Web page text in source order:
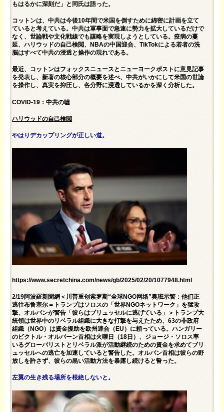
もはるかに深刻だ」と同氏は語った。
コットンは、中共は今後10年間で米国を倒すために綿密に計画を立て
ていると考えている。中共は軍事面で急速に勢力を拡大しているだけで
なく、世論戦や文化戦線でも謀略を実現しようとしている。疫病の蔓
延、ハリウッドの自己検閲、NBAの中国迎合、TikTokによる若者の洗
脳はすべて中共の浸透と操作の現れである。
最近、コットンはフォックスニュースとニューヨークポストに意見記事
を発表し、新著の核心部分の概要を述べ、中共がいかにして米国の世論
を操作し、真実を抑圧し、各分野に浸透しているかを深く分析した。
COVID-19 ：中共の嘘
ハリウッドの自己検閲
やはりデカップリングが正しい道。
https://www.secretchina.com/news/gb/2025/02/20/1077948.html
2/19阿波羅新聞網＜川普重创索罗斯“全球NGO网络”奥班示警：他们正
逃往布鲁塞尔＝トランプはソロスの「世界NGOネットワーク」を猛攻
撃、オルバンが警告「彼らはブリュッセルに逃げている」＞トランプ大
統領は世界中のリベラル組織に大きな打撃を与えたため、63の非政府
組織（NGO）は資金援助を欧州連合（EU）に頼っている。ハンガリー
のビクトル・オルバーン首相は火曜日（18日）、ジョージ・ソロス率
いるグローバリストとリベラル派が活動継続のための資金を求めてブリ
ュッセルへの逃亡を加速していると警告した。オルバン首相は彼らの野
放しを許さず、彼らの黒い活動方法を暴露し続けると誓った。
左翼の生き残る場所を根絶しないと。